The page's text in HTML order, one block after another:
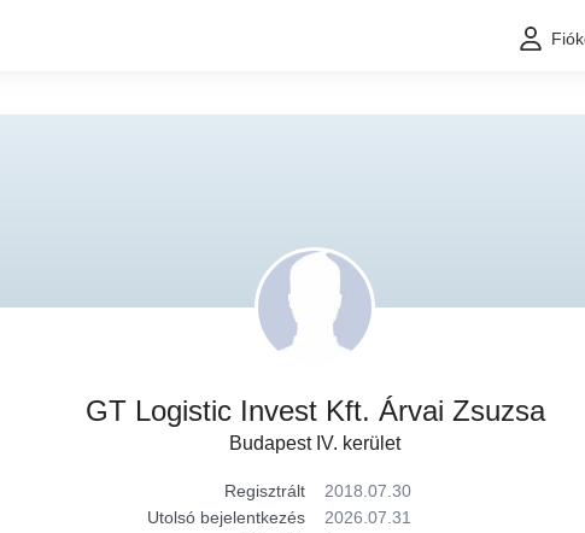
GT Logistic Invest Kft. Árvai Zsuzsa
Budapest IV. kerület
Regisztrált
2018.07.30
Utolsó bejelentkezés
2026.07.31